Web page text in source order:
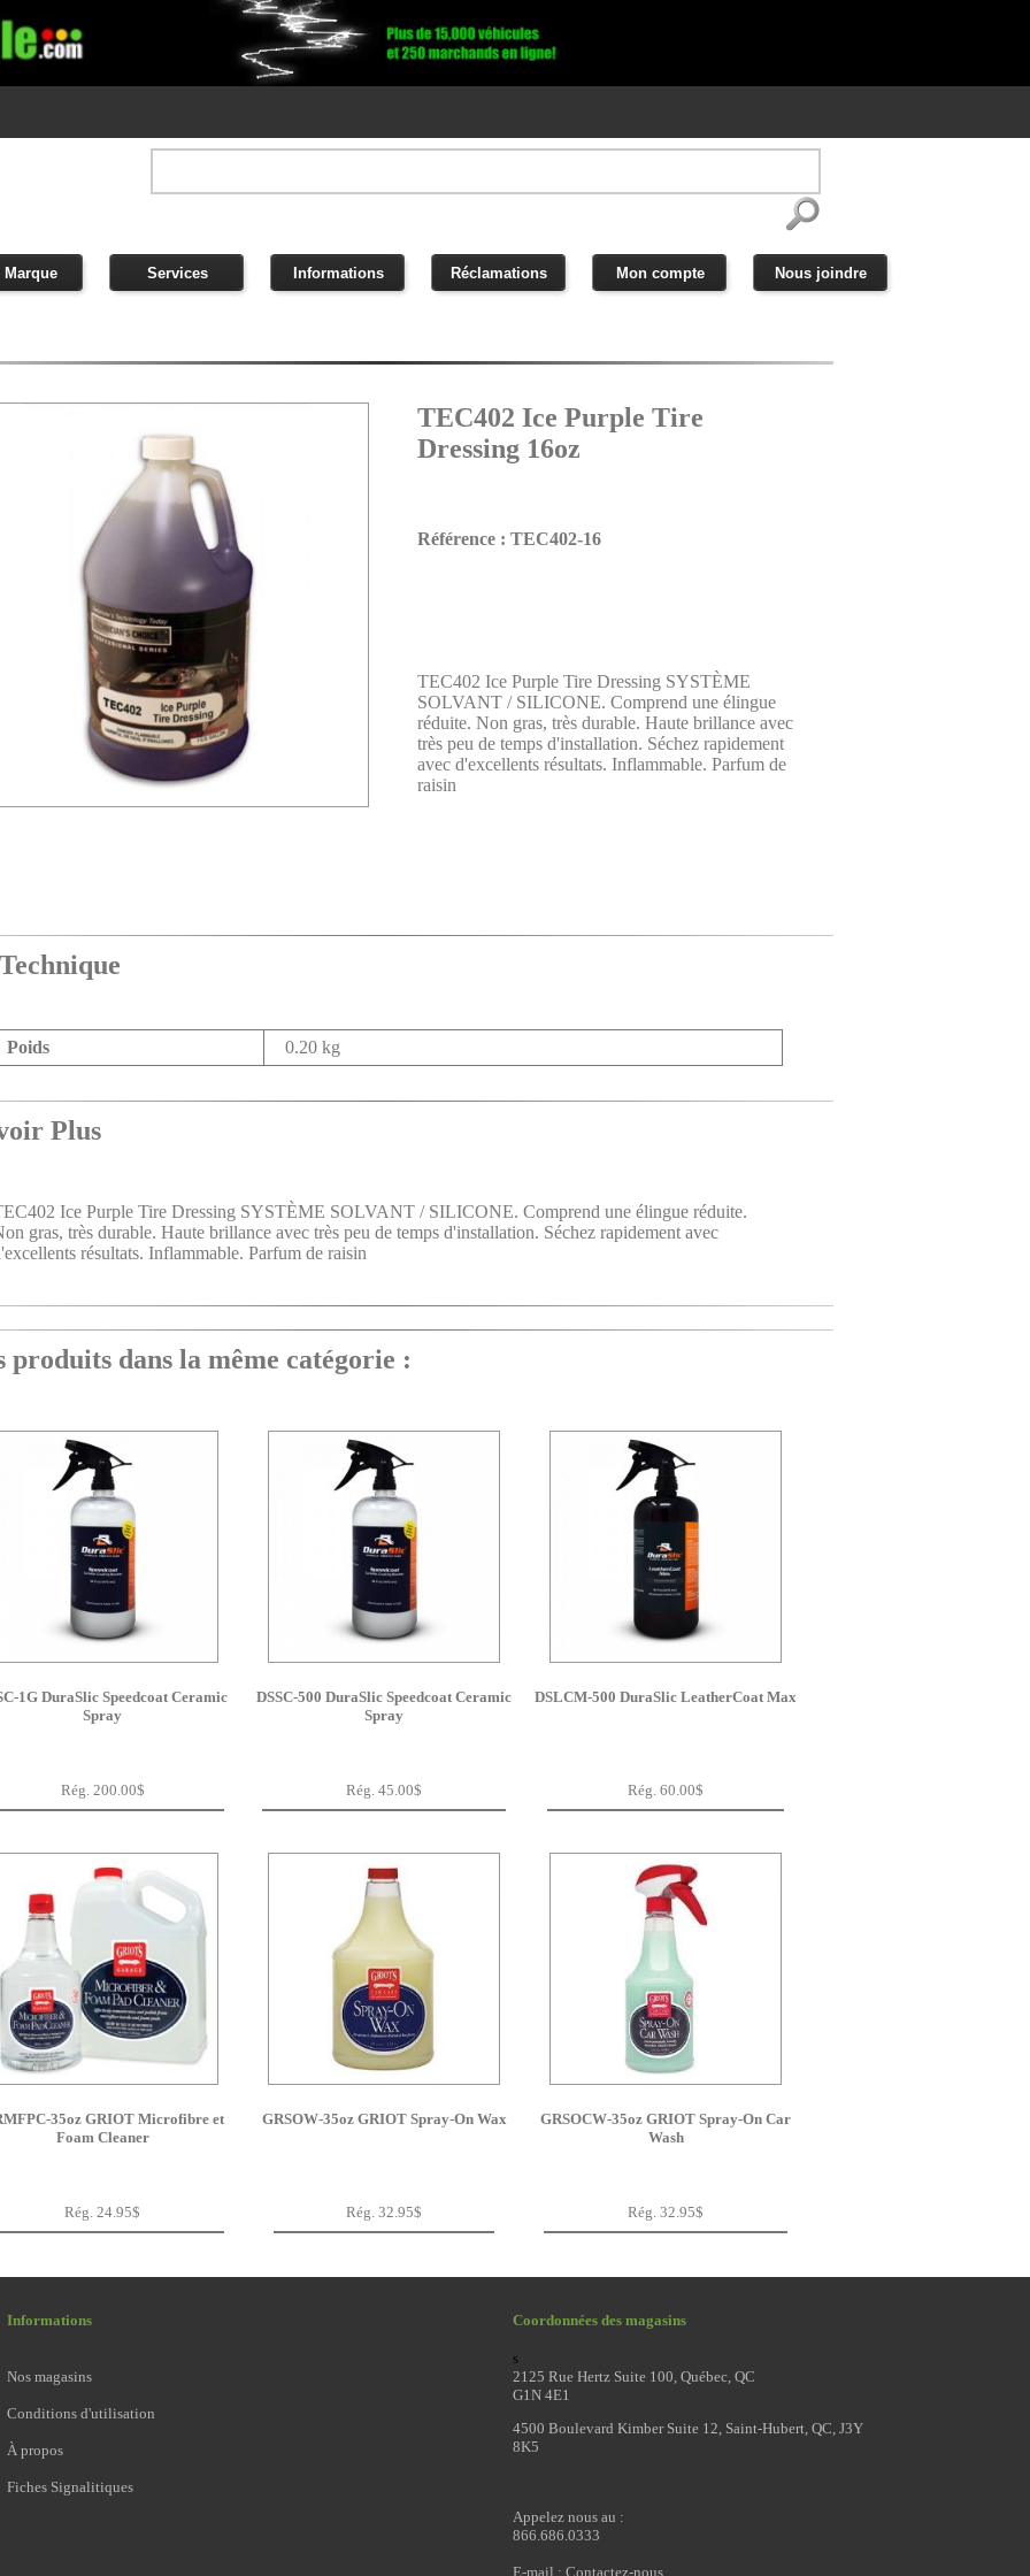
Marque Services Informations Réclamations Mon compte Nous joindre
TEC402 Ice Purple Tire
Dressing 16oz
Référence : TEC402-16
TEC402 Ice Purple Tire Dressing SYSTÈME
SOLVANT / SILICONE. Comprend une élingue
réduite. Non gras, très durable. Haute brillance avec
très peu de temps d'installation. Séchez rapidement
avec d'excellents résultats. Inflammable. Parfum de
raisin
0.20 kg
Plus
Ice Purple Tire Dressing SYSTÈME SOLVANT / SILICONE. Comprend une élingue réduite.
gras, très durable. Haute brillance avec très peu de temps d'installation. Séchez rapidement avec
résultats. Inflammable. Parfum de raisin
dans la même catégorie :
1G DuraSlic Speedcoat Ceramic
Spray
Rég. 200.00$
DSSC-500 DuraSlic Speedcoat Ceramic
Spray
Rég. 45.00$
DSLCM-500 DuraSlic LeatherCoat Max
Rég. 60.00$
35oz GRIOT Microfibre et
Foam Cleaner
Rég. 24.95$
GRSOW-35oz GRIOT Spray-On Wax
Rég. 32.95$
GRSOCW-35oz GRIOT Spray-On Car
Wash
Rég. 32.95$
Informations
Nos magasins
Conditions d'utilisation
À propos
Fiches Signalitiques
Coordonnées des magasins
s
2125 Rue Hertz Suite 100, Québec, QC
G1N 4E1
4500 Boulevard Kimber Suite 12, Saint-Hubert, QC, J3Y
8K5
Appelez nous au :
866.686.0333
E-mail : Contactez-nous